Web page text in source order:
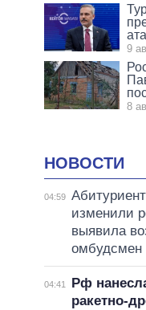
9
8
НОВОСТИ
04:59
изменили
выявила
омбудсмен
04:41
Рф
ракетно-